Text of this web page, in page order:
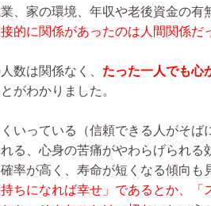
、家の環境、年収や老後資金の有
的に関係があったのは人間関係だ
数は関係なく、 たった一人でも心
がわかりました。
いっている（信頼できる人がそば
る、心身の苦痛がやわらげられる
率が高く、寿命が短くなる傾向も
持ちになれば幸せ」であるとか、